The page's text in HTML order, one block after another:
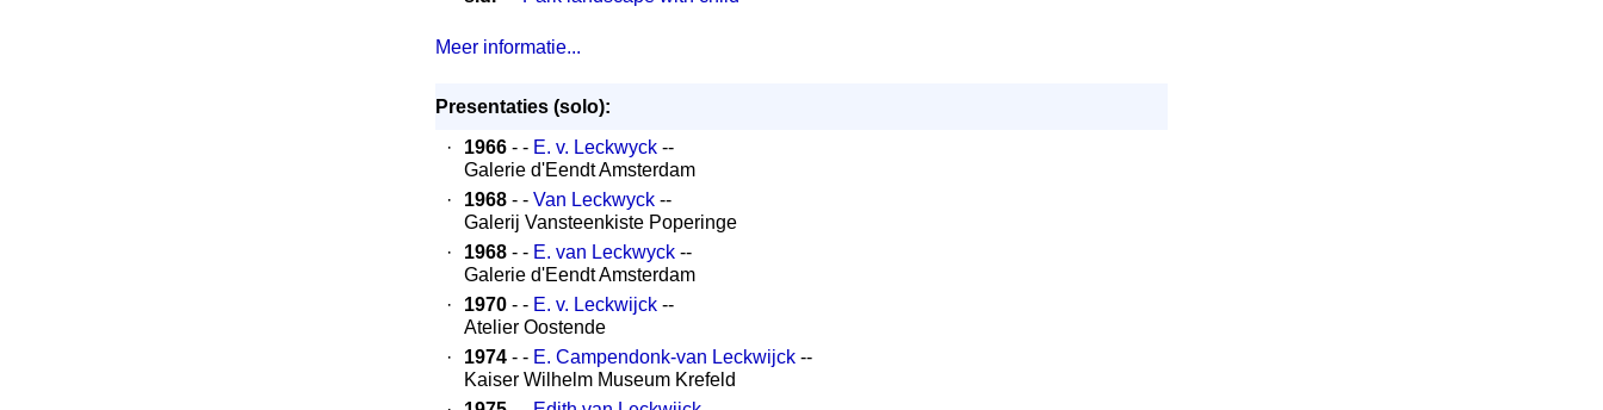
Meer informatie...
Presentaties (solo):
·
1966 - - E. v. Leckwyck --
Galerie d'Eendt Amsterdam
·
1968 - - Van Leckwyck --
Galerij Vansteenkiste Poperinge
·
1968 - - E. van Leckwyck --
Galerie d'Eendt Amsterdam
·
1970 - - E. v. Leckwijck --
Atelier Oostende
·
1974 - - E. Campendonk-van Leckwijck --
Kaiser Wilhelm Museum Krefeld